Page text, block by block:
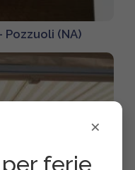
×
ferie
Pozzuoli (NA)